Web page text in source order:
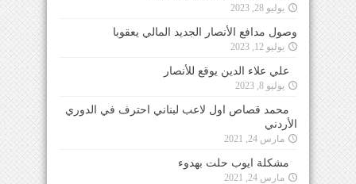
يوليو 28, 2023
وصول مدافع الأنصار الجديد المالي يعقوبا
يوليو 12, 2023
علي علاء الدين يوقع للأنصار
يوليو 8, 2023
محمد قصاص اول لاعب لبناني احترف في الدوري
الأردني
مارس 24, 2021
مشكلة ايوب حلت بهدوء
مارس 24, 2021